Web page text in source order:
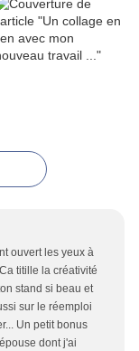
ouvert les yeux à
titille la créativité
stand si beau et
sur le réemploi
Un petit bonus
dont j'ai